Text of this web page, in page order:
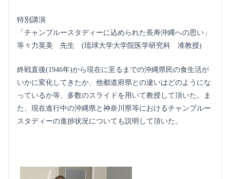
特別講演
「チャンプルースタディーに込められた長寿沖縄への思い」
等々力英美 先生 (琉球大学大学院医学研究科 准教授)
終戦直後(1946年)から現在に至るまでの沖縄県民の食生活が
いかに変化してきたか、他都道府県との違いはどのようにな
っているか等、多数のスライドを用いて教授して頂いた。ま
た、現在進行中の沖縄県と神奈川県等におけるチャンプルー
スタディーの進捗状況についても説明して頂いた。